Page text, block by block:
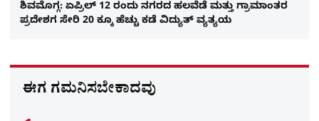
ಶಿವಮೊಗ್ಗ: ಏಪ್ರಿಲ್ 12 ರಂದು ನಗರದ ಹಲವೆಡೆ ಮತ್ತು ಗ್ರಾಮಾಂತರ
ಪ್ರದೇಶಗ ಸೇರಿ 20 ಕ್ಕೂ ಹೆಚ್ಚು ಕಡೆ ವಿದ್ಯುತ್ ವ್ಯತ್ಯಯ
ಈಗ ಗಮನಿಸಬೇಕಾದವು